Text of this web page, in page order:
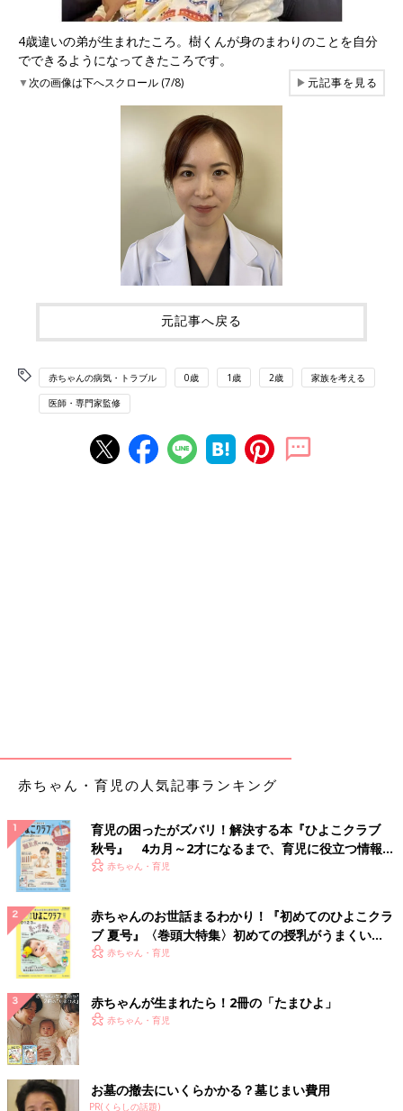
4歳違いの弟が生まれたころ。樹くんが身のまわりのことを自分
でできるようになってきたころです。
▼次の画像は下へスクロール (7/8) ▶元記事を見る
元記事へ戻る
赤ちゃんの病気・トラブル 0歳 1歳 2歳 家族を考える
医師・専門家監修
赤ちゃん・育児の人気記事ランキング
育児の困ったがズバリ！解決する本『ひよこクラブ
秋号』 4カ月～2才になるまで、育児に役立つ情報が
いっぱい！
赤ちゃん・育児
赤ちゃんのお世話まるわかり！『初めてのひよこクラ
ブ 夏号』〈巻頭大特集〉初めての授乳がうまくい
く！ おっぱい・ミルクの基本と夏のトラブル 解決テ
赤ちゃん・育児
赤ちゃんが生まれたら！2冊の「たまひよ」
赤ちゃん・育児
お墓の撤去にいくらかかる？墓じまい費用
PR(くらしの話題)